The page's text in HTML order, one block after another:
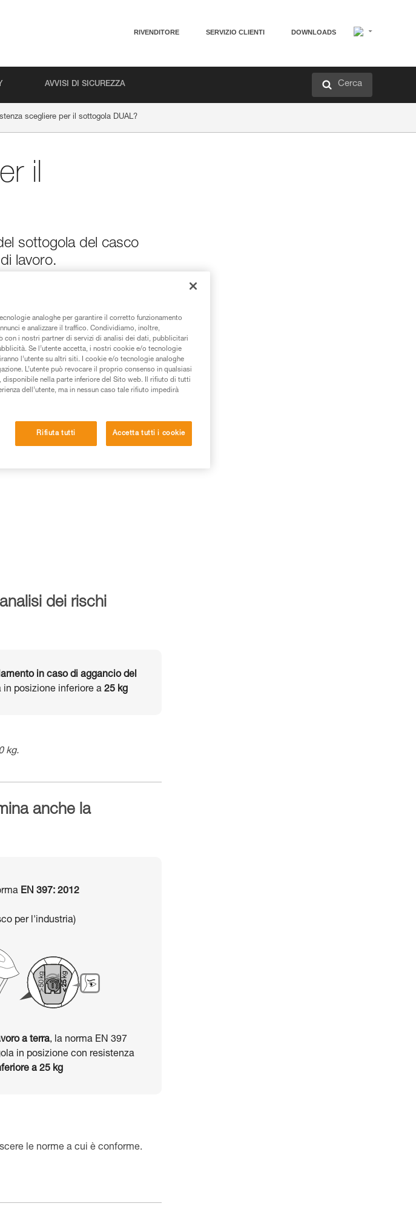
RIVENDITORE SERVIZIO CLIENTI DOWNLOADS
AVVISI DI SICUREZZA Cerca
scegliere per il sottogola DUAL?
il
sottogola del casco
lavoro.
consiglio prima di
per poter capire queste
specifico.
soli, in piena sicurezza,
altre che non
dei rischi
in caso di aggancio del
posizione inferiore a 25 kg
kg.
anche la
EN 397: 2012
per l'industria)
a terra, la norma EN 397
in posizione con resistenza
a 25 kg
le norme a cui è conforme.
analoghe per garantire il corretto funzionamento
e analizzare il traffico. Condividiamo, inoltre,
con i nostri partner di servizi di analisi dei dati, pubblicitari
Se l’utente accetta, i nostri cookie e/o tecnologie
l’utente su altri siti. I cookie e/o tecnologie analoghe
L’utente può revocare il proprio consenso in qualsiasi
nella parte inferiore del Sito web. Il rifiuto di tutti
dell’utente, ma in nessun caso tale rifiuto impedirà
Rifiuta tutti Accetta tutti i cookie